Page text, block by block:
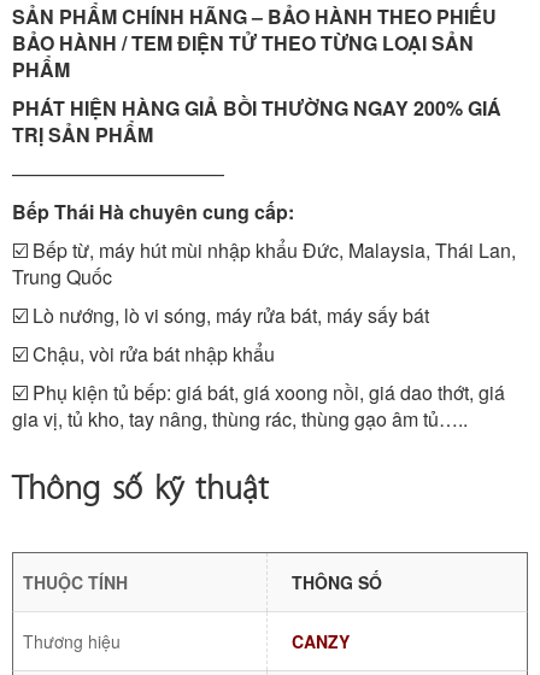
SẢN PHẨM CHÍNH HÃNG – BẢO HÀNH THEO PHIẾU
BẢO HÀNH / TEM ĐIỆN TỬ THEO TỪNG LOẠI SẢN
PHẨM
PHÁT HIỆN HÀNG GIẢ BỒI THƯỜNG NGAY 200% GIÁ
TRỊ SẢN PHẨM
———————————
Bếp Thái Hà chuyên cung cấp:
☑️ Bếp từ, máy hút mùi nhập khẩu Đức, Malaysia, Thái Lan,
Trung Quốc
☑️ Lò nướng, lò vi sóng, máy rửa bát, máy sấy bát
☑️ Chậu, vòi rửa bát nhập khẩu
☑️ Phụ kiện tủ bếp: giá bát, giá xoong nồi, giá dao thớt, giá
gia vị, tủ kho, tay nâng, thùng rác, thùng gạo âm tủ…..
Thông số kỹ thuật
THUỘC TÍNH THÔNG SỐ
Thương hiệu CANZY